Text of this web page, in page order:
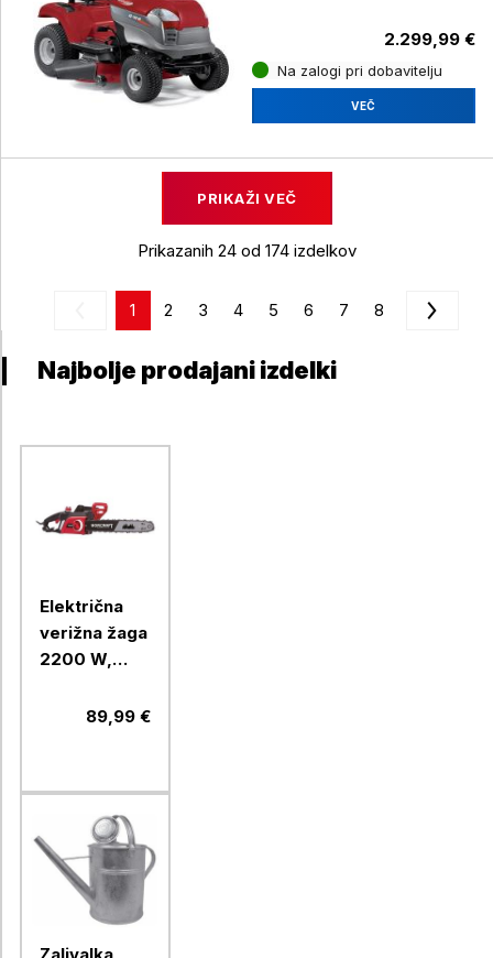
2.299,99 €
Na zalogi pri dobavitelju
VEČ
PRIKAŽI VEČ
Prikazanih 24 od 174 izdelkov
1 2 3 4 5 6 7 8
Najbolje prodajani izdelki
Električna
verižna žaga
2200 W,
3/8"PICCO,
89,99 €